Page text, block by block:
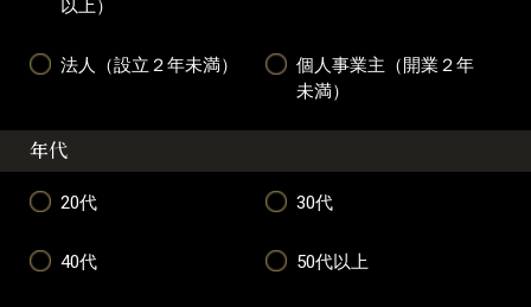
以上）
法人（設立２年未満）
個人事業主（開業２年
未満）
年代
20代 30代
40代 50代以上